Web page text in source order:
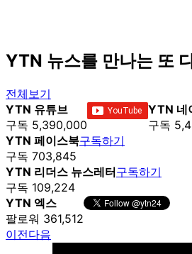
YTN 뉴스를 만나는 또
전체보기
YTN 유튜브
구독 5,390,000
YTN 네
구독
YTN 페이스북
구독 703,845
구독하기
YTN 리더스 뉴스레터
구독 109,224
구독하기
YTN 엑스
팔로워 361,512
이전다음